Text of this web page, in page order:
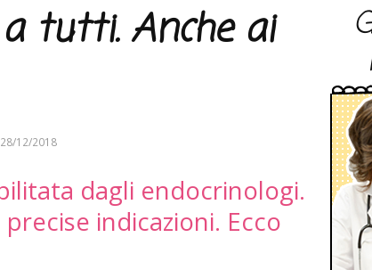
tutti. Anche ai
28/12/2018
dagli endocrinologi.
indicazioni. Ecco